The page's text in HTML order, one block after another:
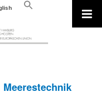
Search
Meerestechnik